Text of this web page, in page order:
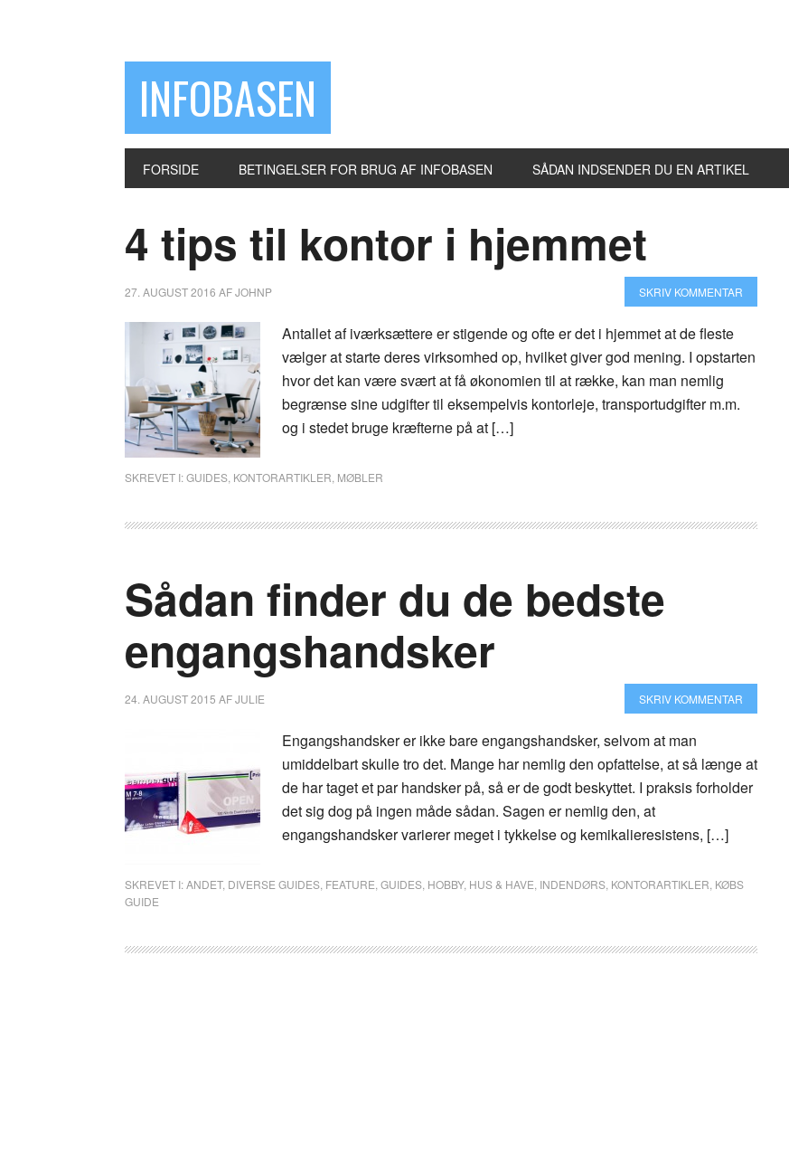
INFOBASEN
FORSIDE BETINGELSER FOR BRUG AF INFOBASEN SÅDAN INDSENDER DU EN ARTIKEL
4 tips til kontor i hjemmet
27. AUGUST 2016 AFJOHNP SKRIV KOMMENTAR
Antallet af iværksættere er stigende og ofte er det i hjemmet at de fleste
vælger at starte deres virksomhed op, hvilket giver god mening. I opstarten
hvor det kan være svært at få økonomien til at række, kan man nemlig
begrænse sine udgifter til eksempelvis kontorleje, transportudgifter m.m.
og i stedet bruge kræfterne på at […]
SKREVET I:GUIDES KONTORARTIKLER MØBLER
Sådan finder du de bedste
engangshandsker
24. AUGUST 2015 AFJULIE SKRIV KOMMENTAR
Engangshandsker er ikke bare engangshandsker, selvom at man
umiddelbart skulle tro det. Mange har nemlig den opfattelse, at så længe at
de har taget et par handsker på, så er de godt beskyttet. I praksis forholder
det sig dog på ingen måde sådan. Sagen er nemlig den, at
engangshandsker varierer meget i tykkelse og kemikalieresistens, […]
SKREVET I:ANDET, DIVERSE GUIDES FEATURE GUIDES HOBBY, HUS & HAVE INDENDØRS KONTORARTIKLER KØBS
GUIDE